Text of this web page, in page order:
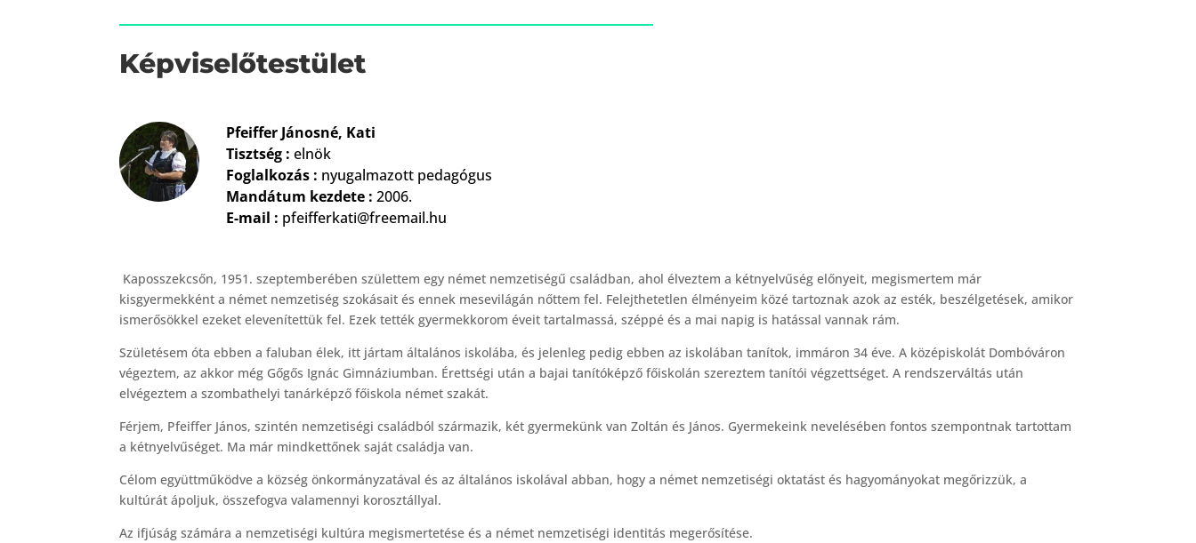
Képviselőtestület
Pfeiffer Jánosné, Kati
Tisztség :elnök
Foglalkozás : nyugalmazott pedagógus
Mandátum kezdete :2006.
E-mail : pfeifferkati@freemail.hu
Kaposszekcsőn, 1951. szeptemberében születtem egy német nemzetiségű családban, ahol élveztem a kétnyelvűség előnyeit, megismertem már
kisgyermekként a német nemzetiség szokásait és ennek mesevilágán nőttem fel. Felejthetetlen élményeim közé tartoznak azok az esték, beszélgetések, amikor
ismerősökkel ezeket elevenítettük fel. Ezek tették gyermekkorom éveit tartalmassá, széppé és a mai napig is hatással vannak rám.
Születésem óta ebben a faluban élek, itt jártam általános iskolába, és jelenleg pedig ebben az iskolában tanítok, immáron 34 éve. A középiskolát Dombóváron
végeztem, az akkor még Gőgős Ignác Gimnáziumban. Érettségi után a bajai tanítóképző főiskolán szereztem tanítói végzettséget. A rendszerváltás után
elvégeztem a szombathelyi tanárképző főiskola német szakát.
Férjem, Pfeiffer János, szintén nemzetiségi családból származik, két gyermekünk van Zoltán és János. Gyermekeink nevelésében fontos szempontnak tartottam
a kétnyelvűséget. Ma már mindkettőnek saját családja van.
Célom együttműködve a község önkormányzatával és az általános iskolával abban, hogy a német nemzetiségi oktatást és hagyományokat megőrizzük, a
kultúrát ápoljuk, összefogva valamennyi korosztállyal.
Az ifjúság számára a nemzetiségi kultúra megismertetése és a német nemzetiségi identitás megerősítése.